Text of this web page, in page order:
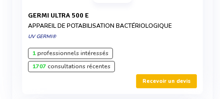
GERMI ULTRA 500 E
APPAREIL DE POTABILISATION BACTÉRIOLOGIQUE
UV GERMI®
1professionnels intéressés
1707consultations récentes
Recevoir un devis